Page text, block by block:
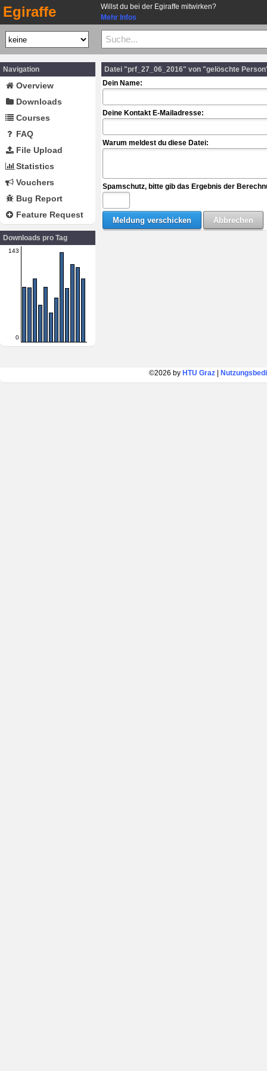
Egiraffe
Willst du bei der Egiraffe mitwirken?
Mehr Infos
Navigation
Overview
Downloads
Courses
FAQ
File Upload
Statistics
Vouchers
Bug Report
Feature Request
Downloads pro Tag
143
0
Datei "prf_27_06_2016" von "gelöschte
Dein Name:
Deine Kontakt E-Mailadresse:
Warum meldest du diese Datei:
Spamschutz, bitte gib das Ergebnis der
©2026 by HTU Graz|